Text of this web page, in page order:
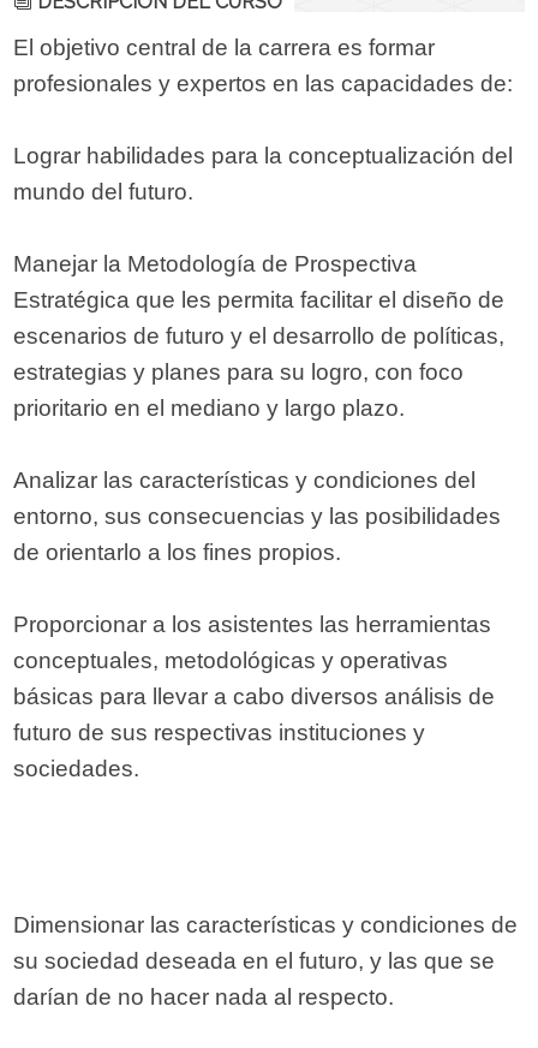
El objetivo central de la carrera es formar
profesionales y expertos en las capacidades de:
Lograr habilidades para la conceptualización del
mundo del futuro.
Manejar la Metodología de Prospectiva
Estratégica que les permita facilitar el diseño de
escenarios de futuro y el desarrollo de políticas,
estrategias y planes para su logro, con foco
prioritario en el mediano y largo plazo.
Analizar las características y condiciones del
entorno, sus consecuencias y las posibilidades
de orientarlo a los fines propios.
Proporcionar a los asistentes las herramientas
conceptuales, metodológicas y operativas
básicas para llevar a cabo diversos análisis de
futuro de sus respectivas instituciones y
sociedades.
Dimensionar las características y condiciones de
su sociedad deseada en el futuro, y las que se
darían de no hacer nada al respecto.